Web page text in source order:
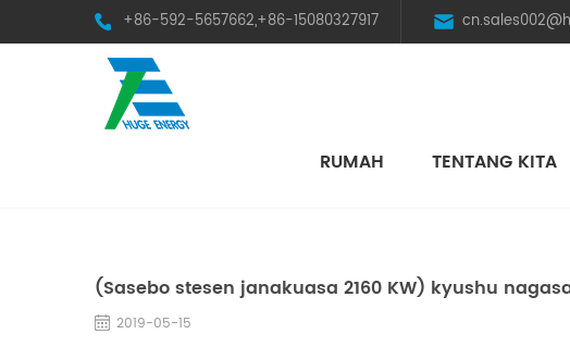
+86-592-5657662,+86-15080327917
RUMAH TENTANG KITA
(Sasebo stesen janakuasa 2160 KW) kyushu
2019-05-15